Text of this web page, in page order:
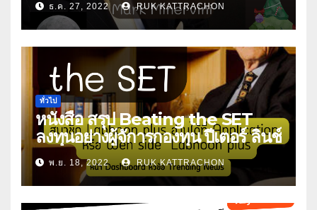
ธ.ค. 27, 2022 RUK KATTRACHON
ทั่วไป
หนังสือ สรุป Beating the SET
ลงทุนอย่างผู้จัการกองทุน ปีเตอร์ ลินช์
พ.ย. 18, 2022 RUK KATTRACHON